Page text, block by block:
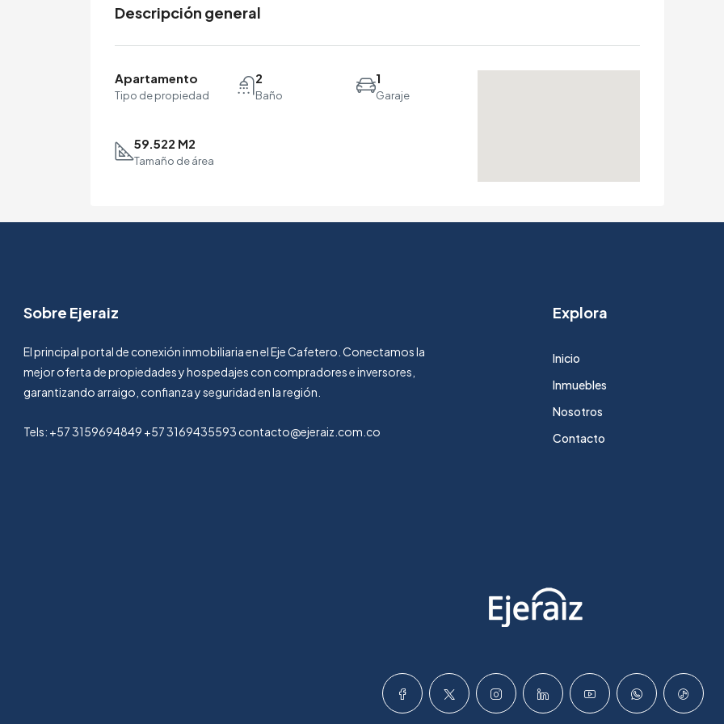
Descripción general
Apartamento
Tipo de propiedad
2
Baño
1
Garaje
59.522 M2
Tamaño de área
Sobre Ejeraiz
El principal portal de conexión inmobiliaria en el Eje Cafetero. Conectamos la
mejor oferta de propiedades y hospedajes con compradores e inversores,
garantizando arraigo, confianza y seguridad en la región.
Tels: +57 3159694849 +57 3169435593 contacto@ejeraiz.com.co
Explora
Inicio
Inmuebles
Nosotros
Contacto